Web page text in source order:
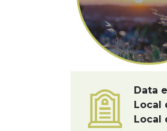
Data
Local
Local